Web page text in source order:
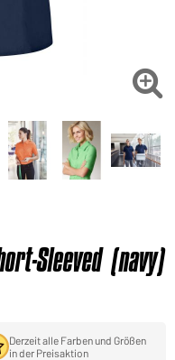
Bedarf

Sleeved (navy)
Derzeit alle Farben und Größen
in der Preisaktion